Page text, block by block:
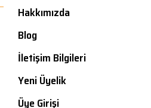
Hakkımızda
Blog
İletişim Bilgileri
Yeni Üyelik
Üye Girişi